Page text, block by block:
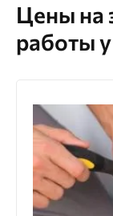
Цены на
работы